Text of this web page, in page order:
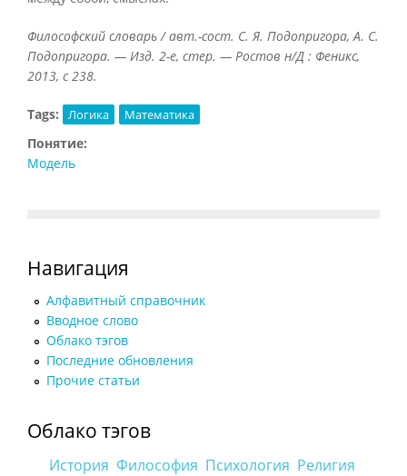
Философский словарь / авт.-сост. С. Я. Подопригора, А. С.
Подопригора. — Изд. 2-е, стер. — Ростов н/Д : Феникс,
2013, с 238.
Tags: Логика Математика
Понятие:
Модель
Навигация
Алфавитный справочник
Вводное слово
Облако тэгов
Последние обновления
Прочие статьи
Облако тэгов
История Философия Психология Религия